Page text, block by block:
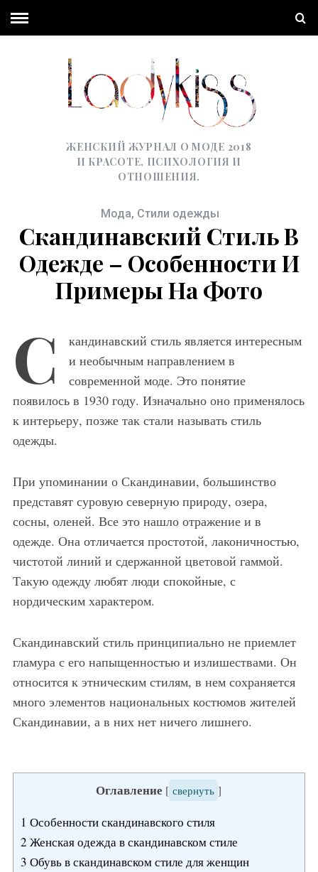
ЖЕНСКИЙ ЖУРНАЛ О МОДЕ 2018
И КРАСОТЕ, ПСИХОЛОГИЯ И
ОТНОШЕНИЯ.
Мода, Стили одежды
Скандинавский Стиль В
Одежде – Особенности И
Примеры На Фото
С
кандинавский стиль является интересным
и необычным направлением в
современной моде. Это понятие
появилось в 1930 году. Изначально оно применялось
к интерьеру, позже так стали называть стиль
одежды.
При упоминании о Скандинавии, большинство
представят суровую северную природу, озера,
сосны, оленей. Все это нашло отражение и в
одежде. Она отличается простотой, лаконичностью,
чистотой линий и сдержанной цветовой гаммой.
Такую одежду любят люди спокойные, с
нордическим характером.
Скандинавский стиль принципиально не приемлет
гламура с его напыщенностью и излишествами. Он
относится к этническим стилям, в нем сохраняется
много элементов национальных костюмов жителей
Скандинавии, а в них нет ничего лишнего.
Оглавление [ свернуть ]
1 Особенности скандинавского стиля
2 Женская одежда в скандинавском стиле
3 Обувь в скандинавском стиле для женщин